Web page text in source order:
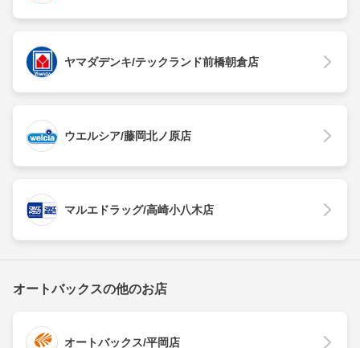
ヤマダデンキ/テックランド前橋朝倉店
ウエルシア/藤岡北ノ原店
マルエドラッグ/高崎小八木店
オートバックスの他のお店
オートバックス/平岡店